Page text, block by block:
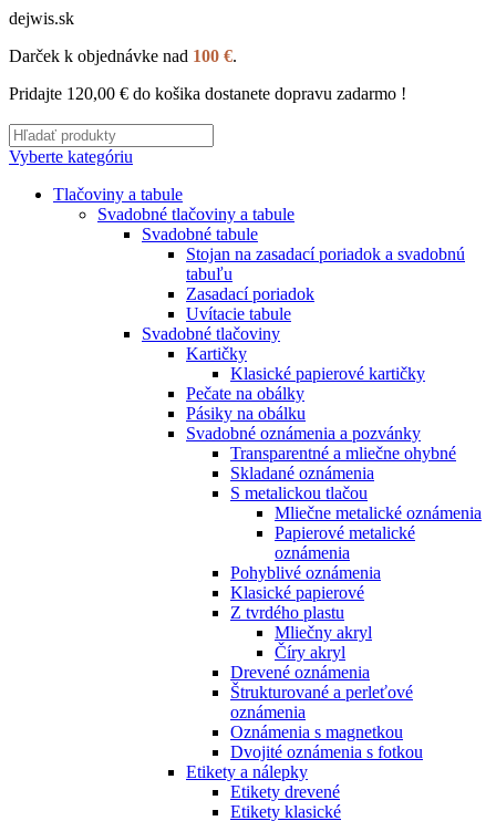
dejwis.sk
Darček k objednávke nad 100 €.
Pridajte 120,00 € do košika dostanete dopravu zadarmo !
Vyberte kategóriu
Tlačoviny a tabule
Svadobné tlačoviny a tabule
Svadobné tabule
Stojan na zasadací poriadok a svadobnú
tabuľu
Zasadací poriadok
Uvítacie tabule
Svadobné tlačoviny
Kartičky
Klasické papierové kartičky
Pečate na obálky
Pásiky na obálku
Svadobné oznámenia a pozvánky
Transparentné a mliečne ohybné
Skladané oznámenia
S metalickou tlačou
Mliečne metalické oznámenia
Papierové metalické
oznámenia
Pohyblivé oznámenia
Klasické papierové
Z tvrdého plastu
Mliečny akryl
Číry akryl
Drevené oznámenia
Štrukturované a perleťové
oznámenia
Oznámenia s magnetkou
Dvojité oznámenia s fotkou
Etikety a nálepky
Etikety drevené
Etikety klasické